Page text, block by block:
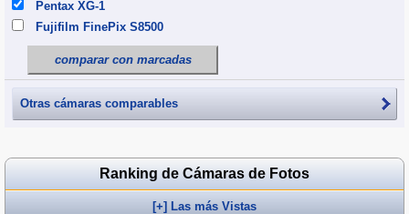
Pentax XG-1
Fujifilm FinePix S8500
comparar con marcadas
Otras cámaras comparables
Ranking de Cámaras de Fotos
[+] Las más Vistas